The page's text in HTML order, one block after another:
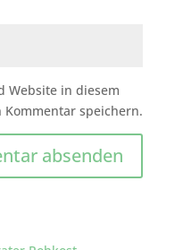
Website in diesem
speichern.